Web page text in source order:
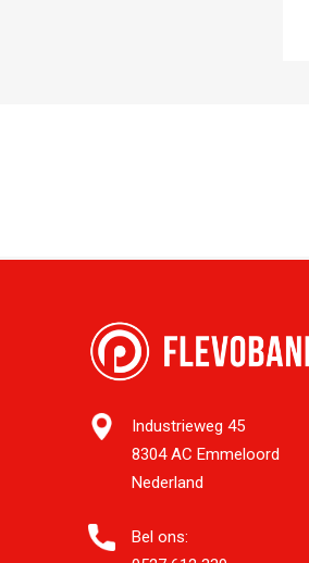
Industrieweg 45
8304 AC Emmeloord
Nederland
Bel ons: